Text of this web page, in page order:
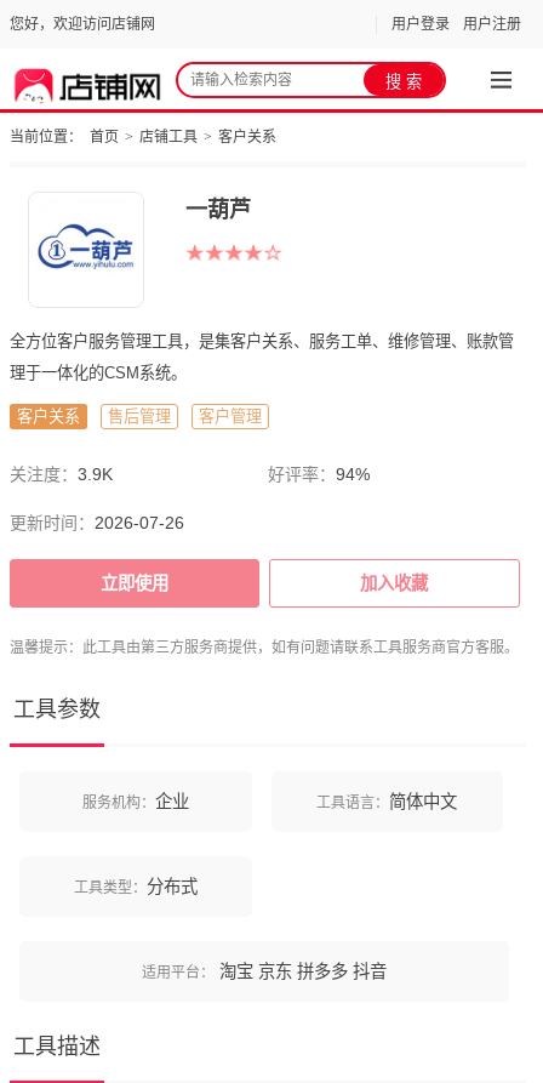
您好，欢迎访问店铺网 用户登录 用户注册
当前位置： 首页 > 店铺工具 > 客户关系
一葫芦
全方位客户服务管理工具，是集客户关系、服务工单、维修管理、账款管
理于一体化的CSM系统。
客户关系 售后管理 客户管理
关注度： 3.9K 好评率： 94%
更新时间： 2026-07-26
立即使用 加入收藏
温馨提示：此工具由第三方服务商提供，如有问题请联系工具服务商官方客服。
工具参数
服务机构： 企业 工具语言： 简体中文
工具类型： 分布式
适用平台： 淘宝 京东 拼多多 抖音
工具描述